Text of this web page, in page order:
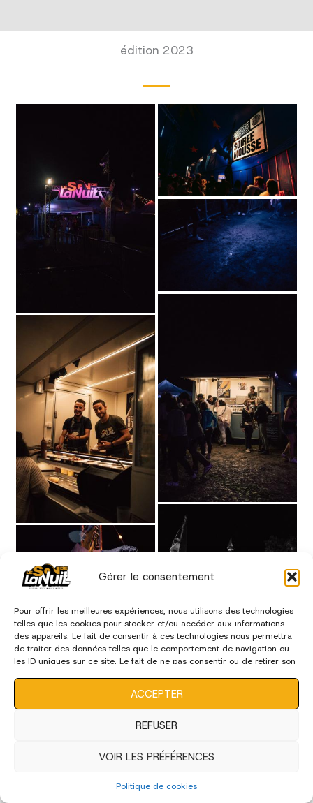
Gérer le consentement
Pour offrir les meilleures expériences, nous utilisons des technologies
telles que les cookies pour stocker et/ou accéder aux informations
des appareils. Le fait de consentir à ces technologies nous permettra
de traiter des données telles que le comportement de navigation ou
les ID uniques sur ce site. Le fait de ne pas consentir ou de retirer son
ACCEPTER
REFUSER
VOIR LES PRÉFÉRENCES
Politique de cookies
édition 2023